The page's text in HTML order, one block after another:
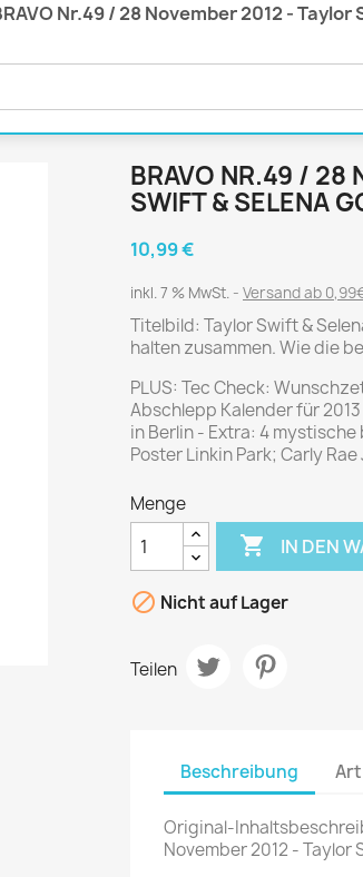
InStyle
Broschüren
Motor Klassik
Motorrad Classic
Motorrad Zeitschrift
Oldtimer Markt
Programmhefte Rennen
PS das Sport Motorrad
Rallye Racing
TOURENFAHRER
Bravo Screenfun
REISE &
URLAUB
Mare
MERIAN
WOCHENZEITUNGEN
Frankfurter Allgemeine
Nr.49 / 28 November 2012 -
BRAVO NR.49 / 28
SWIFT & SELENA
10,99 €
inkl. 7 % MwSt. Versand ab
Titelbild: Taylor Swift &
halten zusammen. Wie die
PLUS: Tec Check:
Abschlepp Kalender für
in Berlin - Extra: 4
Poster Linkin Park; Carly
Menge
 IN DEN
 Nicht auf Lager
Teilen
Beschreibung
Original-
November 2012 - Taylor